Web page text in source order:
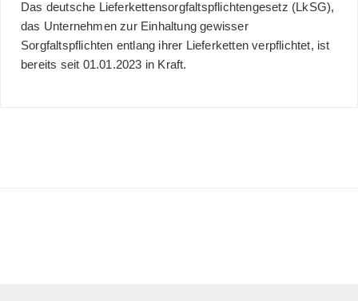
Das deutsche Lieferkettensorgfaltspflichtengesetz (LkSG),
das Unternehmen zur Einhaltung gewisser
Sorgfaltspflichten entlang ihrer Lieferketten verpflichtet, ist
bereits seit 01.01.2023 in Kraft.